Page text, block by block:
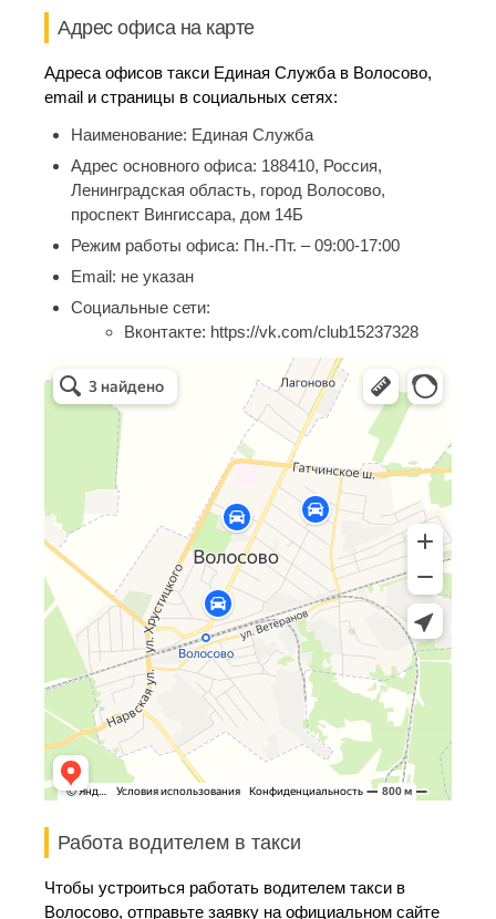
Адрес офиса на карте
Адреса офисов такси Единая Служба в Волосово,
email и страницы в социальных сетях:
Наименование: Единая Служба
Адрес основного офиса: 188410, Россия,
Ленинградская область, город Волосово,
проспект Вингиссара, дом 14Б
Режим работы офиса: Пн.-Пт. – 09:00-17:00
Email: не указан
Социальные сети:
Вконтакте: https://vk.com/club15237328
Работа водителем в такси
Чтобы устроиться работать водителем такси в
Волосово, отправьте заявку на официальном сайте